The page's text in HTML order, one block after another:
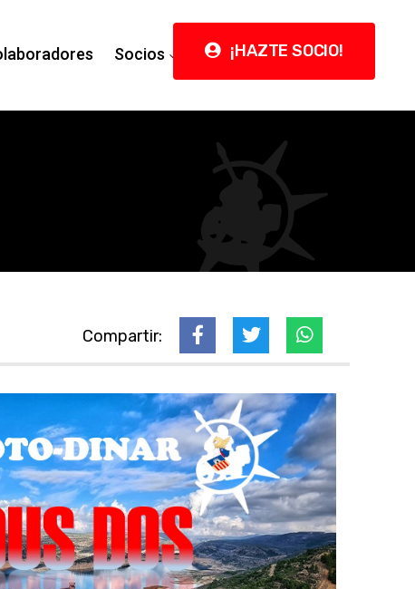
Socios Contacto
¡HAZTE SOCIO!
Compartir: